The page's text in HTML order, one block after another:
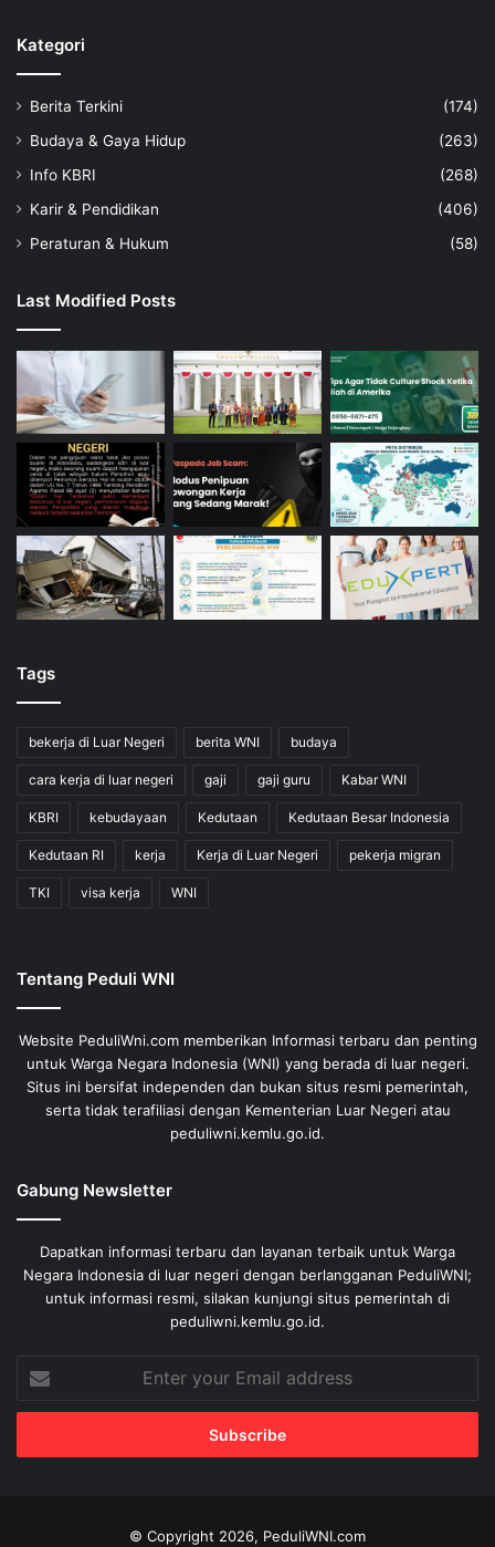
Kategori
Berita Terkini
(174)
Budaya & Gaya Hidup
(263)
Info KBRI
(268)
Karir & Pendidikan
(406)
Peraturan & Hukum
(58)
Last Modified Posts
Tags
bekerja di Luar Negeri berita WNI budaya
cara kerja di luar negeri gaji gaji guru Kabar WNI
KBRI kebudayaan Kedutaan Kedutaan Besar Indonesia
Kedutaan RI kerja Kerja di Luar Negeri pekerja migran
TKI visa kerja WNI
Tentang Peduli WNI
Website PeduliWni.com memberikan Informasi terbaru dan penting
untuk Warga Negara Indonesia (WNI) yang berada di luar negeri.
Situs ini bersifat independen dan bukan situs resmi pemerintah,
serta tidak terafiliasi dengan Kementerian Luar Negeri atau
peduliwni.kemlu.go.id.
Gabung Newsletter
Dapatkan informasi terbaru dan layanan terbaik untuk Warga
Negara Indonesia di luar negeri dengan berlangganan PeduliWNI;
untuk informasi resmi, silakan kunjungi situs pemerintah di
peduliwni.kemlu.go.id.
your
Email
© Copyright 2026, PeduliWNI.com